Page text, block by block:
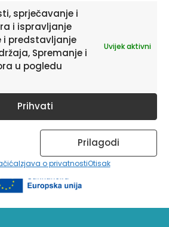
sprječavanje i
i ispravljanje
i predstavljanje
Spremanje i
u pogledu
Uvijek aktivni
Prihvati
Prilagodi
Izjava o privatnostiOtisak
Galerija slika za zid
za uređenje zida jer
SAZNAJ VIŠE